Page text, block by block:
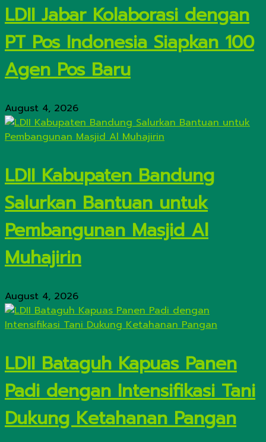
LDII Jabar Kolaborasi dengan
PT Pos Indonesia Siapkan 100
Agen Pos Baru
August 4, 2026
LDII Kabupaten Bandung
Salurkan Bantuan untuk
Pembangunan Masjid Al
Muhajirin
August 4, 2026
LDII Bataguh Kapuas Panen
Padi dengan Intensifikasi Tani
Dukung Ketahanan Pangan